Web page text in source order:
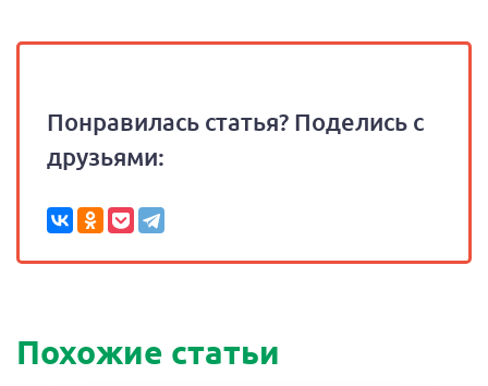
Понравилась статья? Поделись с
друзьями:
Похожие статьи